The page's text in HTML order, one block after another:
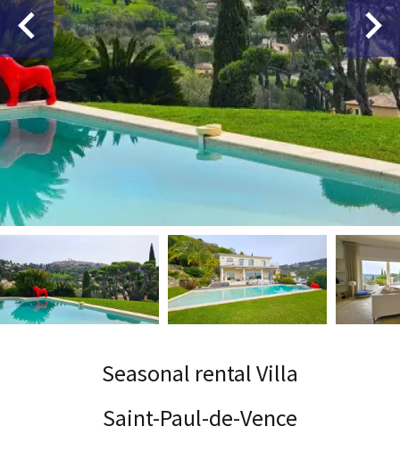
Seasonal rental Villa
Saint-Paul-de-Vence